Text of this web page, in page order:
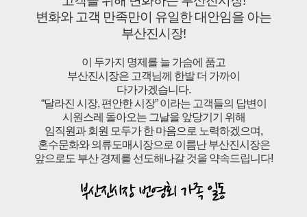
변화와 고객 만족만이 유일한 대안임을 아는
부산진시장!
이 두가지 명제를 늘 가슴에 품고
부산진시장은 고객님께 한발 더 가까이
다가가겠습니다.
“달라진 시장, 편안한 시장” 이라는 고객들의 답변이
시원스레 돌아오는 그날을 앞당기기 위해
임직원과 회원 모두가 한 마음으로 노력하겠으며,
혼수문화와 의류도매시장으로 이름난 부산진시장은
앞으로도 부산 경제를 선도해나갈 것을 약속드립니다!